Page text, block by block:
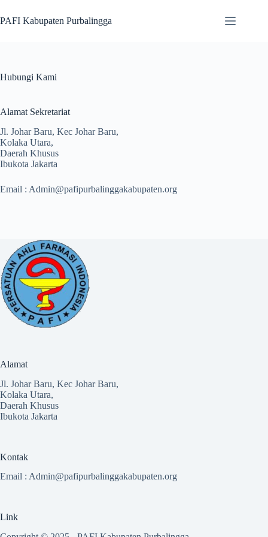
to
content
PAFI Kabupaten Purbalingga
Hubungi Kami
Alamat Sekretariat
Jl. Johar Baru, Kec Johar Baru,
Kolaka Utara,
Daerah Khusus
Ibukota Jakarta
Email : Admin@pafipurbalinggakabupaten.org
Alamat
Jl. Johar Baru, Kec Johar Baru,
Kolaka Utara,
Daerah Khusus
Ibukota Jakarta
Kontak
Email : Admin@pafipurbalinggakabupaten.org
Link